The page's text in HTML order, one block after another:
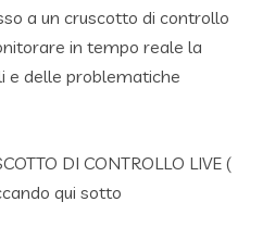
a un cruscotto di controllo
in tempo reale la
e delle problematiche
DI CONTROLLO LIVE (
qui sotto